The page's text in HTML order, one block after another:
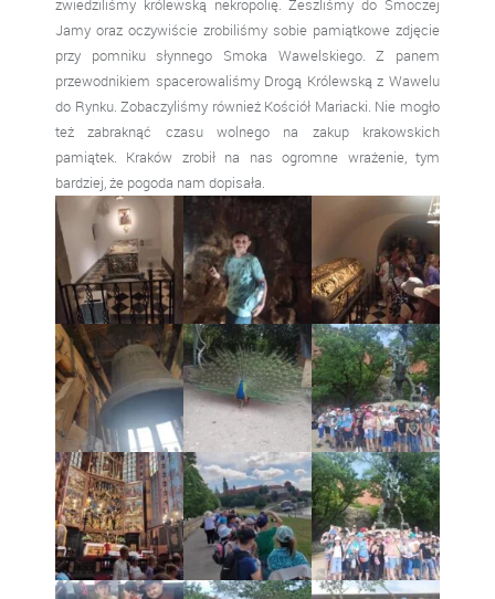
zwiedziliśmy królewską nekropolię. Zeszliśmy do Smoczej
Jamy oraz oczywiście zrobiliśmy sobie pamiątkowe zdjęcie
przy pomniku słynnego Smoka Wawelskiego. Z panem
przewodnikiem spacerowaliśmy Drogą Królewską z Wawelu
do Rynku. Zobaczyliśmy również Kościół Mariacki. Nie mogło
też zabraknąć czasu wolnego na zakup krakowskich
pamiątek. Kraków zrobił na nas ogromne wrażenie, tym
bardziej, że pogoda nam dopisała.